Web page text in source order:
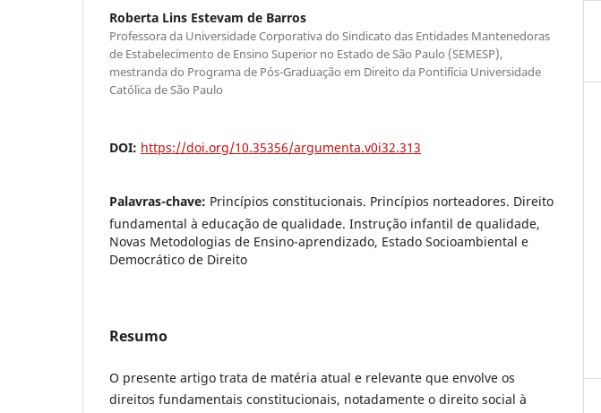
Roberta Lins Estevam de Barros
Professora da Universidade Corporativa do Sindicato das Entidades Mantenedoras
de Estabelecimento de Ensino Superior no Estado de São Paulo (SEMESP),
mestranda do Programa de Pós-Graduação em Direito da Pontifícia Universidade
Católica de São Paulo
DOI: https://doi.org/10.35356/argumenta.v0i32.313
Palavras-chave: Princípios constitucionais. Princípios norteadores. Direito
fundamental à educação de qualidade. Instrução infantil de qualidade,
Novas Metodologias de Ensino-aprendizado, Estado Socioambiental e
Democrático de Direito
Resumo
O presente artigo trata de matéria atual e relevante que envolve os
direitos fundamentais constitucionais, notadamente o direito social à